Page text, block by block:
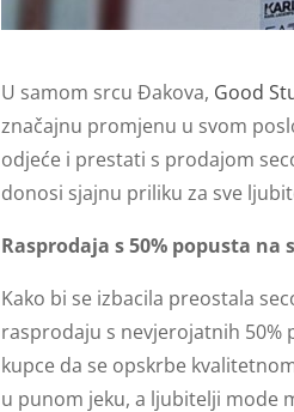
U samom srcu Đakova, Good
značajnu promjenu u svom
odjeće i prestati s prodajom
donosi sjajnu priliku za sve
Rasprodaja s 50% popusta na
Kako bi se izbacila preostala
rasprodaju s nevjerojatnih 50%
kupce da se opskrbe
u punom jeku, a ljubitelji mode